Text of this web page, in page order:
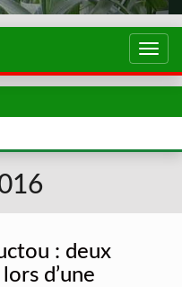
: deux
d’une